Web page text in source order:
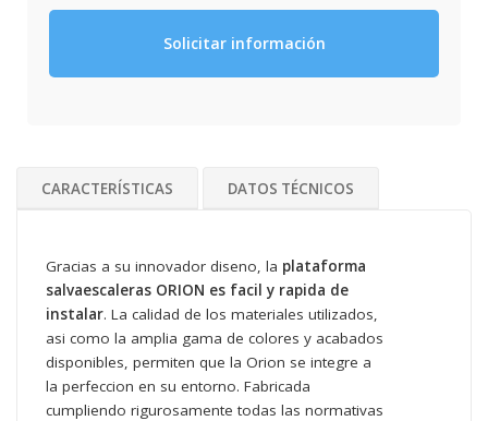
Solicitar información
CARACTERÍSTICAS DATOS TÉCNICOS
Gracias a su innovador diseno, la plataforma
salvaescaleras ORION es facil y rapida de
instalar. La calidad de los materiales utilizados,
asi como la amplia gama de colores y acabados
disponibles, permiten que la Orion se integre a
la perfeccion en su entorno. Fabricada
cumpliendo rigurosamente todas las normativas